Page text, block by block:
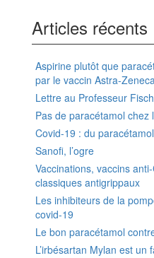
Articles récents
Aspirine plutôt que
par le vaccin Astra-
Lettre au Professeur
Pas de paracétamol chez
Covid-19 : du
Sanofi, l’ogre
Vaccinations, vaccins
classiques antigrippaux
Les inhibiteurs de la
covid-19
Le bon paracétamol
L’irbésartan Mylan est un